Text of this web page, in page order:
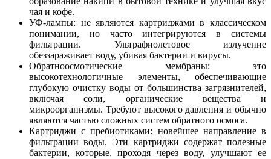
чая и кофе.
УФ-лампы: не являются картриджами в классическом
понимании, но часто интегрируются в системы
фильтрации. Ультрафиолетовое излучение
обеззараживает воду, убивая бактерии и вирусы.
Обратноосмотические мембраны: это
высокотехнологичные элементы, обеспечивающие
глубокую очистку воды от большинства загрязнителей,
включая соли, органические вещества и
микроорганизмы. Требуют высокого давления и обычно
являются частью сложных систем обратного осмоса.
Картриджи с пребиотиками: новейшее направление в
фильтрации воды. Эти картриджи содержат полезные
бактерии, которые, проходя через воду, улучшают ее